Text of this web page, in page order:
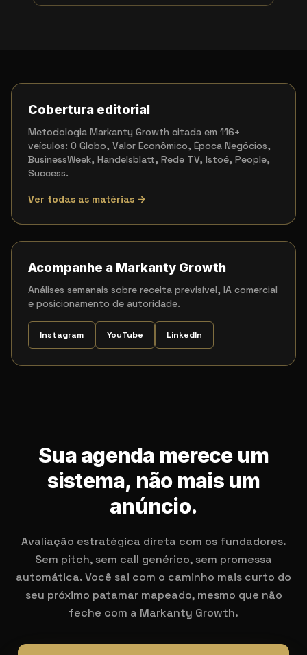
Cobertura editorial
Metodologia Markanty Growth citada em 116+
veículos: O Globo, Valor Econômico, Época Negócios,
BusinessWeek, Handelsblatt, Rede TV, Istoé, People,
Success.
Ver todas as matérias →
Acompanhe a Markanty Growth
Análises semanais sobre receita previsível, IA comercial
e posicionamento de autoridade.
Instagram YouTube LinkedIn
Sua agenda merece um
sistema, não mais um
anúncio.
Avaliação estratégica direta com os fundadores.
Sem pitch, sem call genérico, sem promessa
automática. Você sai com o caminho mais curto do
seu próximo patamar mapeado, mesmo que não
feche com a Markanty Growth.